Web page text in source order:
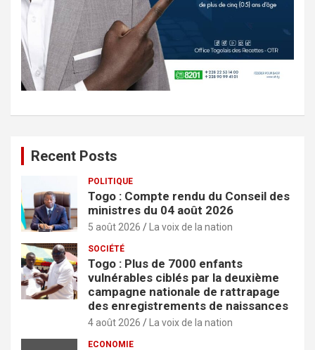
Recent Posts
POLITIQUE
Togo : Compte rendu du Conseil des
ministres du 04 août 2026
5 août 2026 La voix de la nation
SOCIÉTÉ
Togo : Plus de 7000 enfants
vulnérables ciblés par la deuxième
campagne nationale de rattrapage
des enregistrements de naissances
4 août 2026 La voix de la nation
ECONOMIE